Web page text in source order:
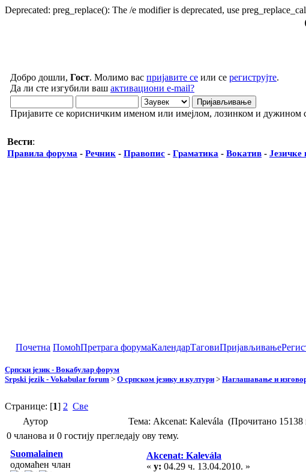
Deprecated: preg_replace(): The /e modifier is deprecated, use
Добро дошли, Гост. Молимо вас пријавите се или се региструјте.
Да ли сте изгубили ваш активациони e-mail?
Пријавите се корисничким именом или имејлом, лозинком и дужином
Вести:
Правила форума - Речник - Правопис - Граматика - Вокатив - Језичке
Почетна ПомоћПретрага форумаКалендарТаговиПријављивање
Српски језик - Вокабулар форум
Srpski jezik - Vokabular forum > О српском језику и култури > Наглашавање и
Странице: [1] 2 Све
Аутор
Тема: Akcenat: Kalevála (Прочитано 15138
0 чланова и 0 гостију прегледају ову тему.
Suomalainen
одомаћен члан
Akcenat: Kalevála
« у: 04.29 ч. 13.04.2010. »